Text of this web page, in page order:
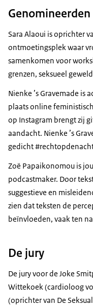
Sara Alaoui is oprichter
ontmoetingsplek waar
samenkomen voor
grenzen, seksueel
Nienke ’s Gravemade is
plaats online
op Instagram brengt zij
aandacht. Nienke ’s
gedicht
Zoë Papaikonomou is
podcastmaker. Door
suggestieve en
zien dat teksten de
beïnvloeden, vaak ten
De jury
De jury voor de Joke
Wittekoek (cardioloog
(oprichter van De